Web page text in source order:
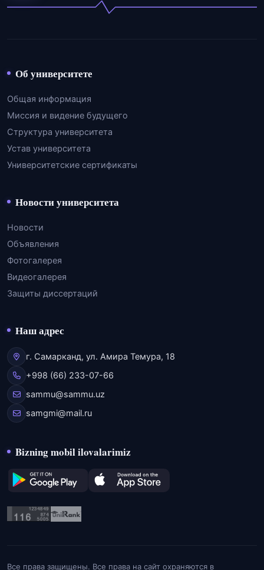
Об университете
Общая информация
Миссия и видение будущего
Структура университета
Устав университета
Университетские сертификаты
Новости университета
Новости
Объявления
Фотогалерея
Видеогалерея
Защиты диссертаций
Наш адрес
г. Самарканд, ул. Амира Темура, 18
+998 (66) 233-07-66
sammu@sammu.uz
samgmi@mail.ru
Bizning mobil ilovalarimiz
Все права защищены. Все права на сайт охраняются в